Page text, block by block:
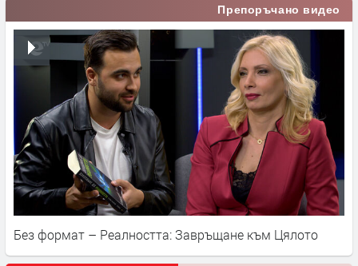
Препоръчано видео
Без формат – Реалността: Завръщане към Цялото